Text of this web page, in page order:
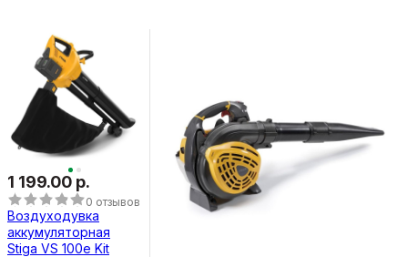
1 199.00 р.
0 отзывов
Воздуходувка
аккумуляторная
Stiga VS 100e Kit